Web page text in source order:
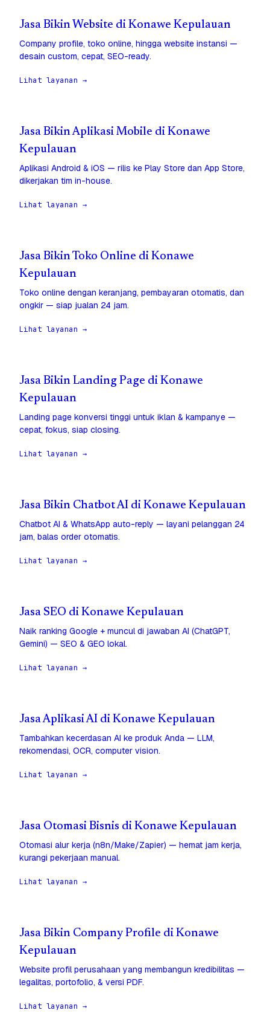
Jasa Bikin Website di Konawe Kepulauan
Company profile, toko online, hingga website instansi —
desain custom, cepat, SEO-ready.
Lihat layanan →
Jasa Bikin Aplikasi Mobile di Konawe
Kepulauan
Aplikasi Android & iOS — rilis ke Play Store dan App Store,
dikerjakan tim in-house.
Lihat layanan →
Jasa Bikin Toko Online di Konawe
Kepulauan
Toko online dengan keranjang, pembayaran otomatis, dan
ongkir — siap jualan 24 jam.
Lihat layanan →
Jasa Bikin Landing Page di Konawe
Kepulauan
Landing page konversi tinggi untuk iklan & kampanye —
cepat, fokus, siap closing.
Lihat layanan →
Jasa Bikin Chatbot AI di Konawe Kepulauan
Chatbot AI & WhatsApp auto-reply — layani pelanggan 24
jam, balas order otomatis.
Lihat layanan →
Jasa SEO di Konawe Kepulauan
Naik ranking Google + muncul di jawaban AI (ChatGPT,
Gemini) — SEO & GEO lokal.
Lihat layanan →
Jasa Aplikasi AI di Konawe Kepulauan
Tambahkan kecerdasan AI ke produk Anda — LLM,
rekomendasi, OCR, computer vision.
Lihat layanan →
Jasa Otomasi Bisnis di Konawe Kepulauan
Otomasi alur kerja (n8n/Make/Zapier) — hemat jam kerja,
kurangi pekerjaan manual.
Lihat layanan →
Jasa Bikin Company Profile di Konawe
Kepulauan
Website profil perusahaan yang membangun kredibilitas —
legalitas, portofolio, & versi PDF.
Lihat layanan →